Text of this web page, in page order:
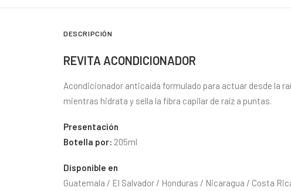
DESCRIPCIÓN
REVITA ACONDICIONADOR
Acondicionador anticaída formulado para actuar desde la
mientras hidrata y sella la fibra capilar de raíz a puntas.
Presentación
Botella por: 205ml
Disponible en
Guatemala / El Salvador / Honduras / Nicaragua / Costa